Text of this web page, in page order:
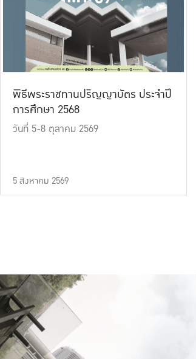
พิธีพระราชทานปริญญาบัตร ประจำปี
การศึกษา 2568
วันที่ 5-8 ตุลาคม 2569
5 สิงหาคม 2569